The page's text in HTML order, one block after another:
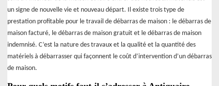
un signe de nouvelle vie et nouveau départ. Il existe trois type de
prestation profitable pour le travail de débarras de maison : le débarras de
maison facturé, le débarras de maison gratuit et le débarras de maison
indemnisé. C’est la nature des travaux et la qualité et la quantité des
matériels à débarrasser qui façonnent le coût d’intervention d’un débarras
de maison.